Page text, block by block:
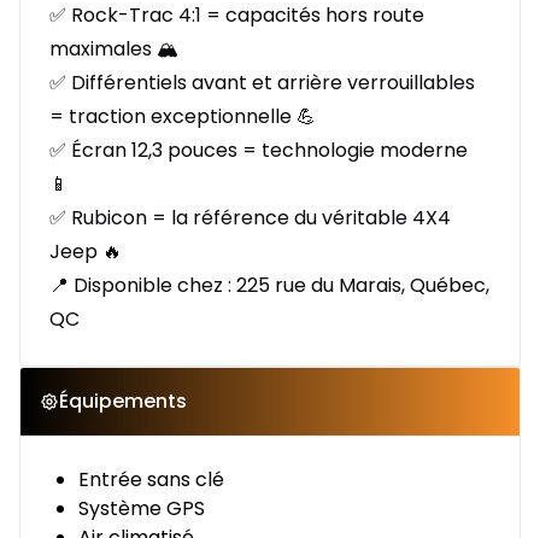
✅ Rock-Trac 4:1 = capacités hors route
maximales 🏔️
✅ Différentiels avant et arrière verrouillables
= traction exceptionnelle 💪
✅ Écran 12,3 pouces = technologie moderne
📱
✅ Rubicon = la référence du véritable 4X4
Jeep 🔥
📍 Disponible chez : 225 rue du Marais, Québec,
QC
Équipements
Entrée sans clé
Système GPS